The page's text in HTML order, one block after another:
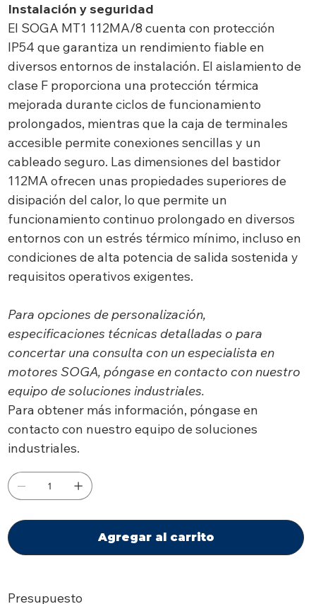
Instalación y seguridad
El SOGA MT1 112MA/8 cuenta con protección
IP54 que garantiza un rendimiento fiable en
diversos entornos de instalación. El aislamiento de
clase F proporciona una protección térmica
mejorada durante ciclos de funcionamiento
prolongados, mientras que la caja de terminales
accesible permite conexiones sencillas y un
cableado seguro. Las dimensiones del bastidor
112MA ofrecen unas propiedades superiores de
disipación del calor, lo que permite un
funcionamiento continuo prolongado en diversos
entornos con un estrés térmico mínimo, incluso en
condiciones de alta potencia de salida sostenida y
requisitos operativos exigentes.
Para opciones de personalización,
especificaciones técnicas detalladas o para
concertar una consulta con un especialista en
motores SOGA, póngase en contacto con nuestro
equipo de soluciones industriales.
Para obtener más información, póngase en
contacto con nuestro equipo de soluciones
industriales.
Agregar al carrito
Presupuesto